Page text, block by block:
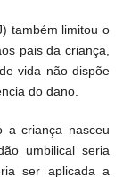
também limitou o
pais da criança,
vida não dispõe
do dano.
a criança nasceu
umbilical seria
ser aplicada a